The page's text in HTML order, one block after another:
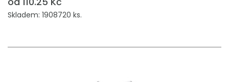
Skladem: 1908720 ks.